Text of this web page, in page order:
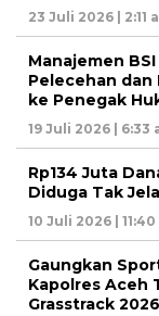
23 Juli 2026 | 2:11
Manajemen
Pelecehan dan
ke Penegak
19 Juli 2026 | 6:33
Rp134 Juta
Diduga Tak
10 Juli 2026 |
Gaungkan
Kapolres Aceh
Grasstrack 2026